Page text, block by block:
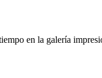
en la galería